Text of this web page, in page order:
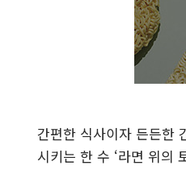
간편한 식사이자 든든한
시키는 한 수 ‘라면 위의